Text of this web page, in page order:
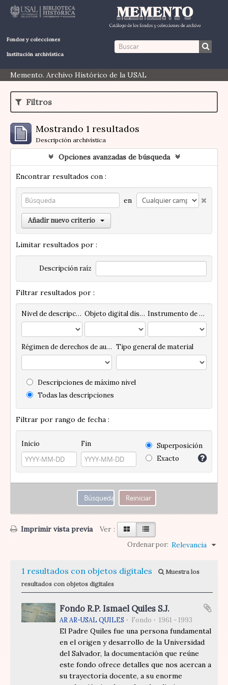
Fondos y colecciones
Institución archivística
Memento. Archivo Histórico de la USAL
Filtros
Mostrando 1 resultados
Descripción archivística
Opciones avanzadas de búsqueda
Encontrar resultados con :
en
Añadir nuevo criterio
Limitar resultados por :
Descripción raíz
Filtrar resultados por :
Nivel de descripción Objeto digital disponibles Instrumento de descripción
Régimen de derechos de autor Tipo general de material
Descripciones de máximo nivel
Todas las descripciones
Filtrar por rango de fecha :
Inicio Fin
Superposición
Exacto
Imprimir vista previa Ver :
Ordenar por: Relevancia
1 resultados con objetos digitales
Muestra los
resultados con objetos digitales
Fondo R.P. Ismael Quiles S.J.
AR AR-USAL QUILES Fondo 1961 - 1993
El Padre Quiles fue una persona fundamental
en el origen y desarrollo de la Universidad
del Salvador, la documentación que reúne
este fondo ofrece detalles que nos acercan a
su trayectoria docente, a su enorme